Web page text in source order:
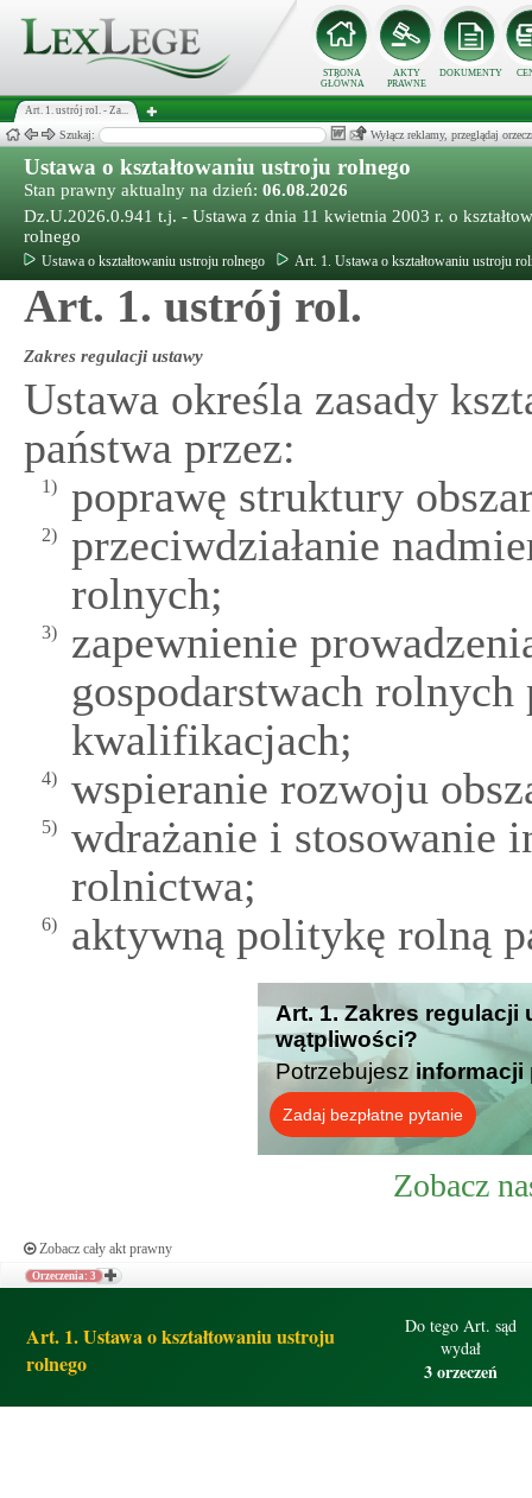
STRONA
GŁÓWNA
AKTY
PRAWNE
DOKUMENTY
Art. 1. ustrój rol. - Za...
Szukaj: Wyłącz reklamy, przeglądaj
Ustawa o kształtowaniu ustroju rolnego
Stan prawny aktualny na dzień: 06.08.2026
Dz.U.2026.0.941 t.j. - Ustawa z dnia 11 kwietnia 2003 r. o
rolnego
Ustawa o kształtowaniu ustroju rolnego Art. 1. Ustawa o kształtowaniu ustroju
Art. 1. ustrój rol.
Zakres regulacji ustawy
Ustawa określa zasady
państwa przez:
1) poprawę struktury
2)
przeciwdziałanie
rolnych;
3)
zapewnienie
gospodarstwach
kwalifikacjach;
4) wspieranie rozwoju
5)
wdrażanie i stosowanie
rolnictwa;
6) aktywną politykę rolną
Art. 1. Zakres regulacji
wątpliwości?
Potrzebujesz informacji
Zadaj bezpłatne pytanie
Zobacz
Zobacz cały akt prawny
Orzeczenia: 3
Art. 1. Ustawa o kształtowaniu ustroju
rolnego
Do tego Art. sąd
wydał
3 orzeczeń